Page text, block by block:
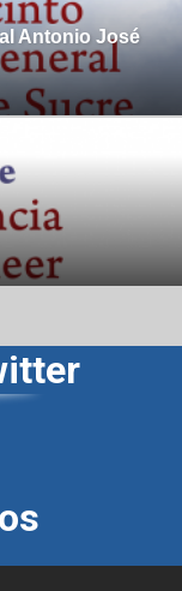
Antonio José